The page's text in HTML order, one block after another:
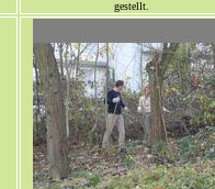
gestellt.